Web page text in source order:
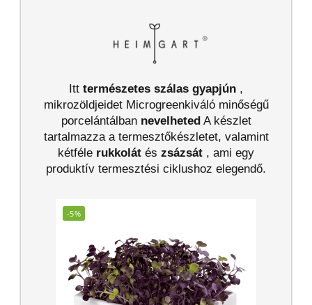
Itt természetes szálas gyapjún ,
mikrozöldjeidet Microgreenkiváló minőségű
porcelántálban nevelhetedA készlet
tartalmazza a termesztőkészletet, valamint
kétféle rukkolát és zsázsát , ami egy
produktív termesztési ciklushoz elegendő.
-5%